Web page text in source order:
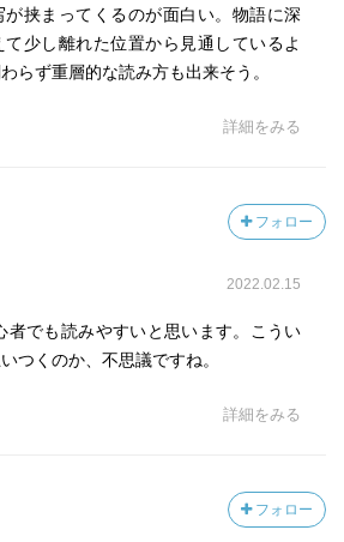
が挟まってくるのが面白い。物語に深
て少し離れた位置から見通しているよ
らず重層的な読み方も出来そう。
詳細をみる
フォロー
2022.02.15
者でも読みやすいと思います。こうい
つくのか、不思議ですね。
詳細をみる
フォロー